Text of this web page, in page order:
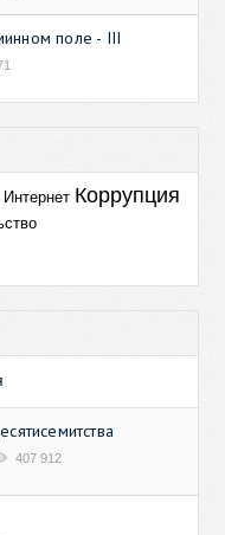
поле - III
Интернет Коррупция
407 912